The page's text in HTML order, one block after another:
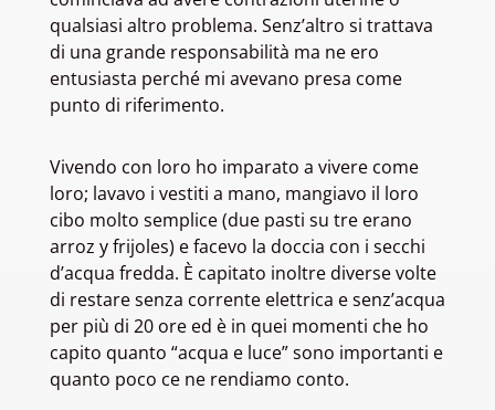
qualsiasi altro problema. Senz’altro si trattava
di una grande responsabilità ma ne ero
entusiasta perché mi avevano presa come
punto di riferimento.
Vivendo con loro ho imparato a vivere come
loro; lavavo i vestiti a mano, mangiavo il loro
cibo molto semplice (due pasti su tre erano
arroz y frijoles) e facevo la doccia con i secchi
d’acqua fredda. È capitato inoltre diverse volte
di restare senza corrente elettrica e senz’acqua
per più di 20 ore ed è in quei momenti che ho
capito quanto “acqua e luce” sono importanti e
quanto poco ce ne rendiamo conto.